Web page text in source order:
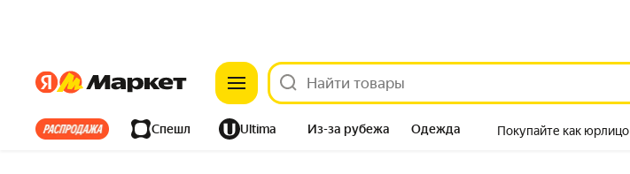
ЯндексЯндекс
Все хиты Спешл Ultima Из-за рубежа Одежда Покупайте как юрлицо